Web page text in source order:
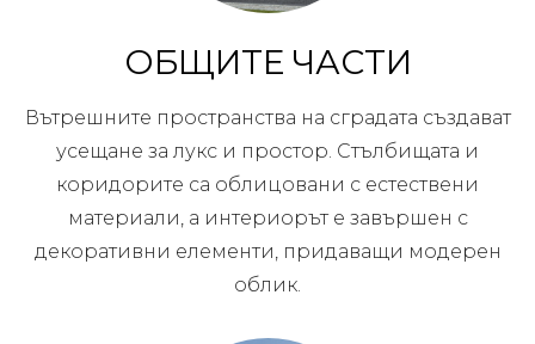
ОБЩИТЕ ЧАСТИ
Вътрешните пространства на сградата създават
усещане за лукс и простор. Стълбищата и
коридорите са облицовани с естествени
материали, а интериорът е завършен с
декоративни елементи, придаващи модерен
облик.